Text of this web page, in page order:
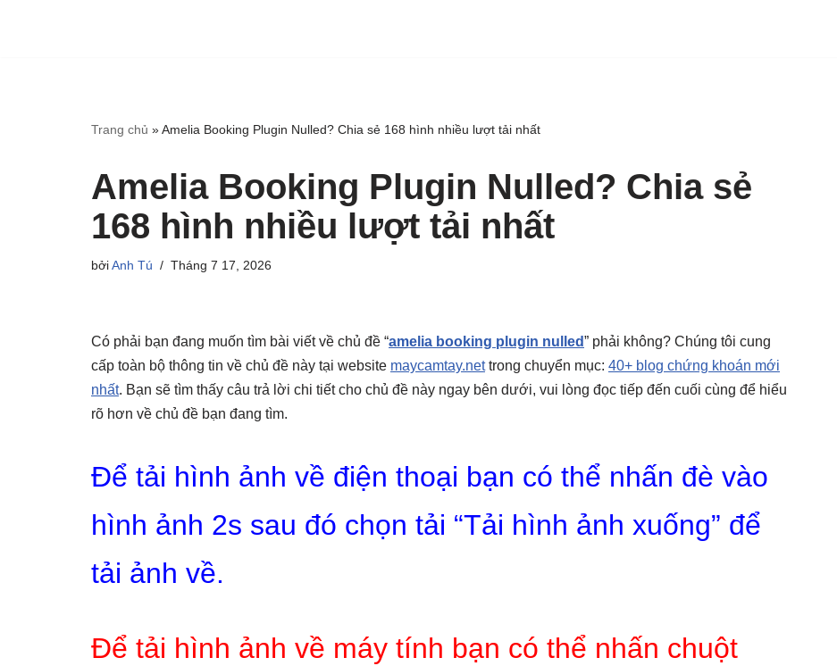
Trang chủ »Amelia Booking Plugin Nulled? Chia sẻ 168 hình nhiều lượt tải nhất
Amelia Booking Plugin Nulled? Chia sẻ
168 hình nhiều lượt tải nhất
bởiAnh Tú Tháng 7 17, 2026
Có phải bạn đang muốn tìm bài viết về chủ đề “amelia booking plugin nulled” phải không? Chúng tôi cung
cấp toàn bộ thông tin về chủ đề này tại website maycamtay.nettrong chuyển mục: 40+ blog chứng khoán mới
nhất. Bạn sẽ tìm thấy câu trả lời chi tiết cho chủ đề này ngay bên dưới, vui lòng đọc tiếp đến cuối cùng để hiểu
rõ hơn về chủ đề bạn đang tìm.
Để tải hình ảnh về điện thoại bạn có thể nhấn đè vào
hình ảnh 2s sau đó chọn tải “Tải hình ảnh xuống” để
tải ảnh về.
Để tải hình ảnh về máy tính bạn có thể nhấn chuột